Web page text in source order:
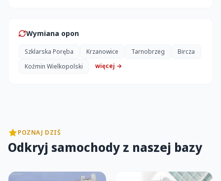
Wymiana opon
Szklarska Poręba Krzanowice Tarnobrzeg
Bircza
Koźmin Wielkopolski
więcej →
POZNAJ DZIŚ
Odkryj samochody z naszej bazy